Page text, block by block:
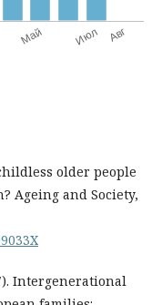
older people
Ageing and Society,
Intergenerational